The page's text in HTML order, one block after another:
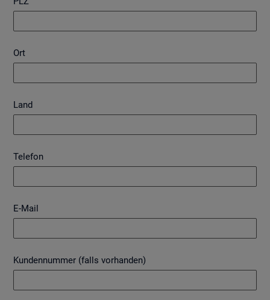
Ort
Land
Telefon
E-Mail
Kundennummer (falls vorhanden)